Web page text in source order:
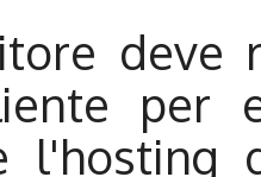
deve
per
l'hosting